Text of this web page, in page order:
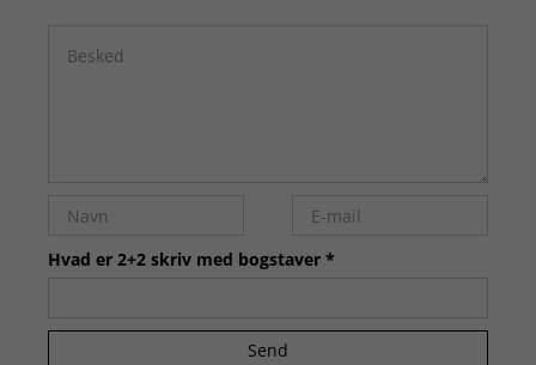
Hvad er 2+2 skriv med bogstaver *
Send